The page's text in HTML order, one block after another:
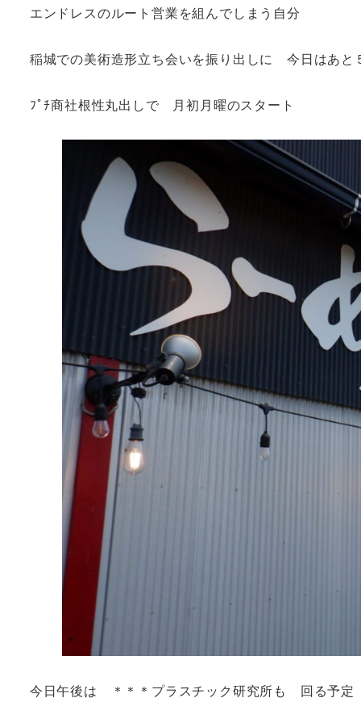
エンドレスのルート営業を組んでしまう自分
稲城での美術造形立ち会いを振り出しに 今日はあ
ﾌﾟﾁ商社根性丸出しで 月初月曜のスタート
今日午後は ＊＊＊プラスチック研究所も 回る予